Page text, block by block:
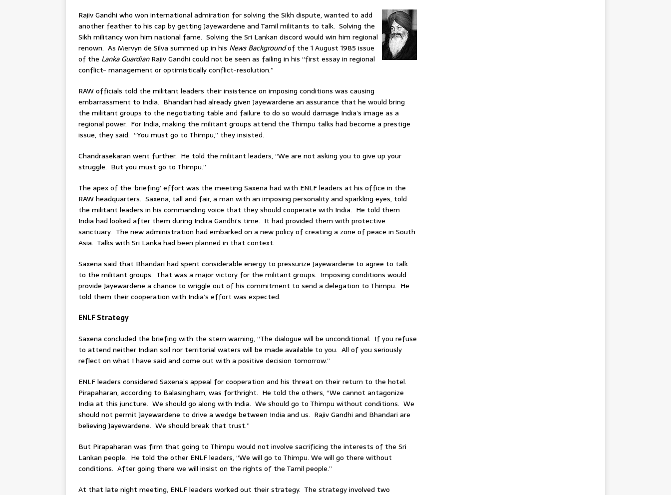
Rajiv Gandhi who won international admiration for solving the Sikh dispute, wanted to add
another feather to his cap by getting Jayewardene and Tamil militants to talk. Solving the
Sikh militancy won him national fame. Solving the Sri Lankan discord would win him regional
renown. As Mervyn de Silva summed up in his News Backgroundof the 1 August 1985 issue
of the Lanka GuardianRajiv Gandhi could not be seen as failing in his “first essay in regional
conflict- management or optimistically conflict-resolution.”
RAW officials told the militant leaders their insistence on imposing conditions was causing
embarrassment to India. Bhandari had already given Jayewardene an assurance that he would bring
the militant groups to the negotiating table and failure to do so would damage India’s image as a
regional power. For India, making the militant groups attend the Thimpu talks had become a prestige
issue, they said. “You must go to Thimpu,” they insisted.
Chandrasekaran went further. He told the militant leaders, “We are not asking you to give up your
struggle. But you must go to Thimpu.”
The apex of the ‘briefing’ effort was the meeting Saxena had with ENLF leaders at his office in the
RAW headquarters. Saxena, tall and fair, a man with an imposing personality and sparkling eyes, told
the militant leaders in his commanding voice that they should cooperate with India. He told them
India had looked after them during Indira Gandhi’s time. It had provided them with protective
sanctuary. The new administration had embarked on a new policy of creating a zone of peace in South
Asia. Talks with Sri Lanka had been planned in that context.
Saxena said that Bhandari had spent considerable energy to pressurize Jayewardene to agree to talk
to the militant groups. That was a major victory for the militant groups. Imposing conditions would
provide Jayewardene a chance to wriggle out of his commitment to send a delegation to Thimpu. He
told them their cooperation with India’s effort was expected.
ENLF Strategy
Saxena concluded the briefing with the stern warning, “The dialogue will be unconditional. If you refuse
to attend neither Indian soil nor territorial waters will be made available to you. All of you seriously
reflect on what I have said and come out with a positive decision tomorrow.”
ENLF leaders considered Saxena’s appeal for cooperation and his threat on their return to the hotel.
Pirapaharan, according to Balasingham, was forthright. He told the others, “We cannot antagonize
India at this juncture. We should go along with India. We should go to Thimpu without conditions. We
should not permit Jayewardene to drive a wedge between India and us. Rajiv Gandhi and Bhandari are
believing Jayewardene. We should break that trust.”
But Pirapaharan was firm that going to Thimpu would not involve sacrificing the interests of the Sri
Lankan people. He told the other ENLF leaders, “We will go to Thimpu. We will go there without
conditions. After going there we will insist on the rights of the Tamil people.”
At that late night meeting, ENLF leaders worked out their strategy. The strategy involved two